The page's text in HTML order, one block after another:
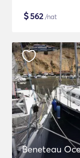
$562/nat
Beneteau